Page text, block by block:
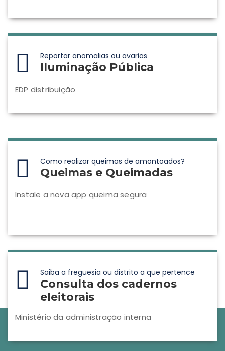
Reportar anomalias ou avarias
Iluminação Pública
EDP distribuição
Como realizar queimas de amontoados?
Queimas e Queimadas
Instale a nova app queima segura
Saiba a freguesia ou distrito a que pertence
Consulta dos cadernos
eleitorais
Ministério da administração interna